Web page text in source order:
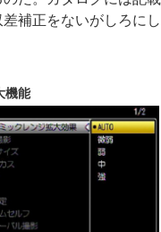
補正をないがしろにし
機能